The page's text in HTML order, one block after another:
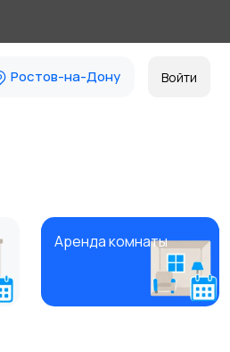
Ростов-на-Дону Войти
Аренда комнаты